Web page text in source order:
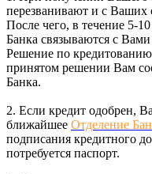
перезванивают и с Ваших
После чего, в течение 5-
Банка связываются с
Решение по
принятом решении Вам
Банка.
2. Если кредит одобрен,
ближайшее Отделение
подписания кредитного
потребуется паспорт.